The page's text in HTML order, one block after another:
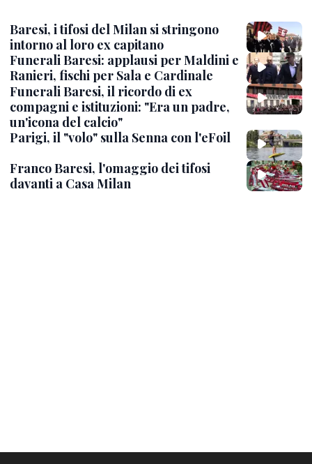
Baresi, i tifosi del Milan si stringono
intorno al loro ex capitano
Funerali Baresi: applausi per Maldini e
Ranieri, fischi per Sala e Cardinale
Funerali Baresi, il ricordo di ex
compagni e istituzioni: "Era un padre,
un'icona del calcio"
Parigi, il "volo" sulla Senna con l'eFoil
Franco Baresi, l'omaggio dei tifosi
davanti a Casa Milan